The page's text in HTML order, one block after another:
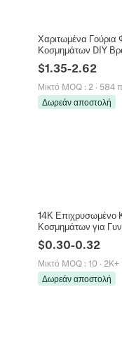
Χαριτωμένα
Κοσμημάτων DIY
$1.35-2.62
Μικτό MOQ: 2· 584
Δωρεάν αποστολή
14Κ Επιχρυσωμένο
Κοσμημάτων για
$0.30-0.32
Μικτό MOQ: 10 · 2K+
Δωρεάν αποστολή